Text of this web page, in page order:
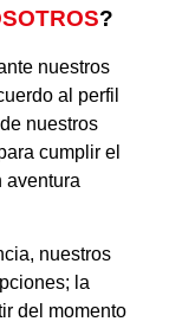
?
nuestros
al perfil
nuestros
cumplir el
aventura
nuestros
la
del momento